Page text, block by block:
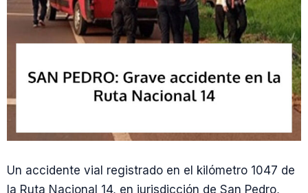
Un accidente vial registrado en el kilómetro 1047 de
la Ruta Nacional 14, en jurisdicción de San Pedro,